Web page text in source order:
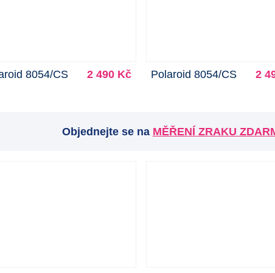
8054/CS 2 490 Kč Polaroid 8054/CS 2
Objednejte se na MĚŘENÍ ZRAKU